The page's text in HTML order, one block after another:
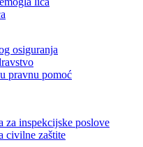
lica
osiguranja
pravnu pomoć